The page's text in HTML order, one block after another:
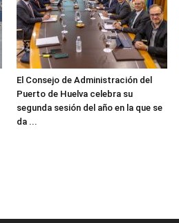
El Consejo de Administración del
Puerto de Huelva celebra su
segunda sesión del año en la que se
da ...